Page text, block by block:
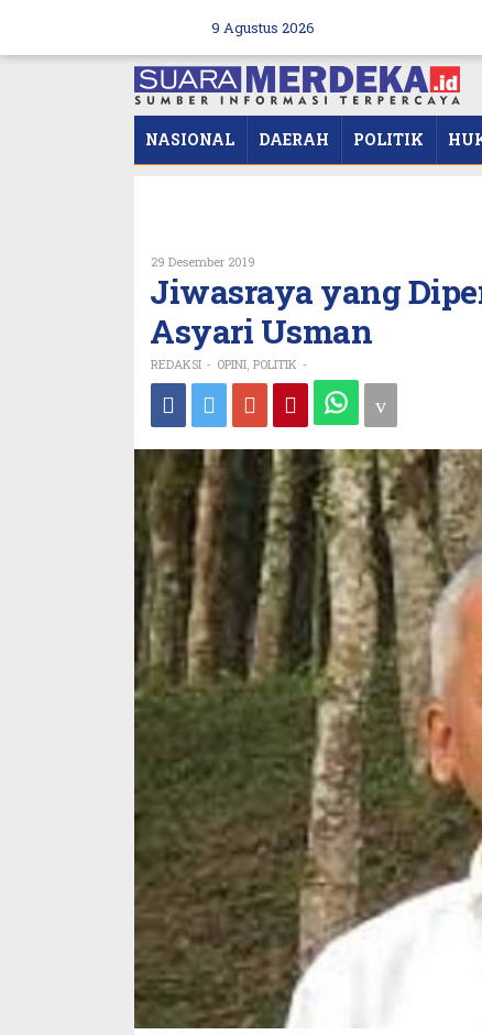
9 Agustus 2026
NASIONAL DAERAH POLITIK
29 Desember 2019
Jiwasraya yang
Asyari Usman
REDAKSI - OPINI POLITIK -